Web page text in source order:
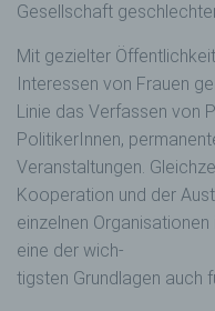
Gesellschaft
Mit gezielter
Interessen von Frauen
Linie das Verfassen von
PolitikerInnen,
Veranstaltungen.
Kooperation und der
einzelnen
eine der wich-
tigsten Grundlagen auch